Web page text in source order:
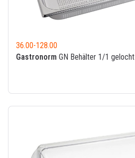
36.00-128.00
Gastronorm GN Behälter 1/1 gelocht